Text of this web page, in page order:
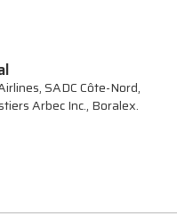
SADC Côte-Nord,
Arbec Inc., Boralex.